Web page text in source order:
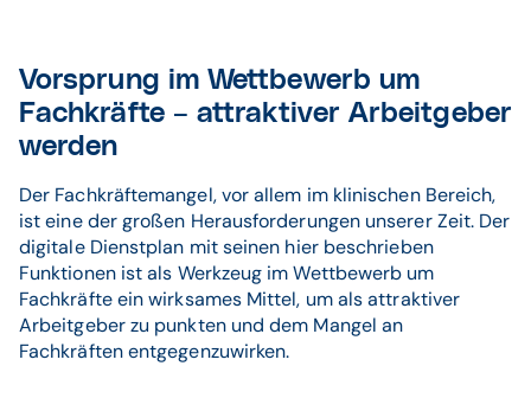
Vorsprung im Wettbewerb um
Fachkräfte – attraktiver Arbeitgeber
werden
Der Fachkräftemangel, vor allem im klinischen Bereich,
ist eine der großen Herausforderungen unserer Zeit. Der
digitale Dienstplan mit seinen hier beschrieben
Funktionen ist als Werkzeug im Wettbewerb um
Fachkräfte ein wirksames Mittel, um als attraktiver
Arbeitgeber zu punkten und dem Mangel an
Fachkräften entgegenzuwirken.